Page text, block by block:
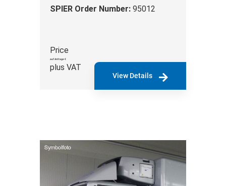
SPIER Order Number: 95012
Price
auf Anfrage €
plus VAT
View Details